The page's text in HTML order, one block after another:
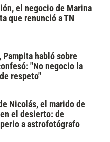
el negocio de Marina
que renunció a TN
Pampita habló sobre
"No negocio la
respeto"
Nicolás, el marido de
el desierto: de
a astrofotógrafo